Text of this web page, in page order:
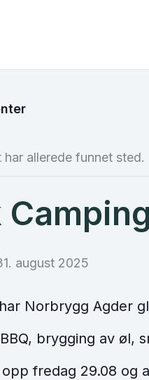
allerede funnet sted.
august 2025
Norbrygg Agder
brygging av øl,
fredag 29.08 og